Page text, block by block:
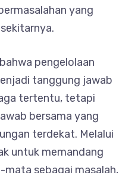
yang
pengelolaan
tanggung jawab
tertentu, tetapi
bersama yang
terdekat. Melalui
untuk memandang
sebagai masalah,